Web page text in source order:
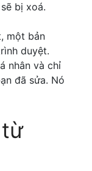
bị xoá.
một bản
duyệt.
nhân và chỉ
đã sửa. Nó